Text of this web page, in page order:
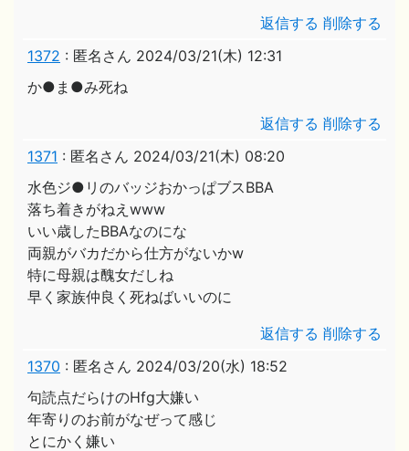
返信する 削除する
1372 : 匿名さん 2024/03/21(木) 12:31
か●ま●み死ね
返信する 削除する
1371 : 匿名さん 2024/03/21(木) 08:20
水色ジ●リのバッジおかっぱブスBBA
落ち着きがねえwww
いい歳したBBAなのにな
両親がバカだから仕方がないかw
特に母親は醜女だしね
早く家族仲良く死ねばいいのに
返信する 削除する
1370 : 匿名さん 2024/03/20(水) 18:52
句読点だらけのHfg大嫌い
年寄りのお前がなぜって感じ
とにかく嫌い